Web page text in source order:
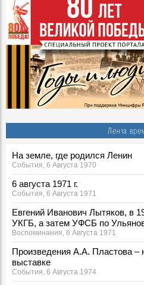
Лента
На земле, где родился Ленин
События, 6 Августа 1970
6 августа 1971 г.
События, 6 Августа 1971
Евгений Иванович Лытяков, в
УКГБ, а затем УФСБ по
Воспоминания, 6 Августа 1971
Произведения А.А. Пластова –
выставке
События, 6 Августа 1974